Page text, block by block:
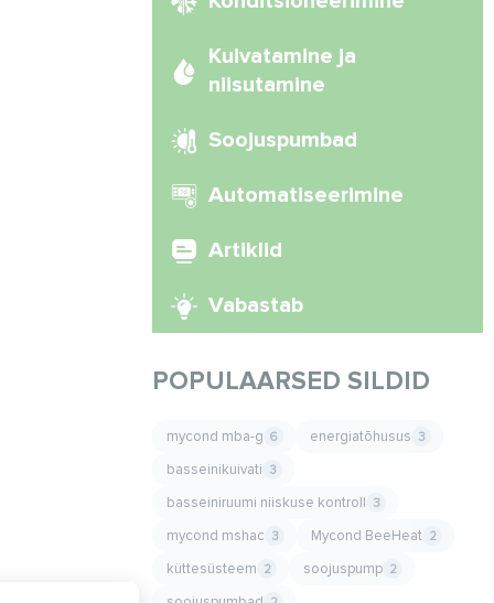
Kuivatamine ja
niisutamine
Soojuspumbad
Automatiseerimine
Artiklid
Vabastab
POPULAARSED SILDID
mycond mba-g 6 energiatõhusus 3
basseinikuivati 3
basseiniruumi niiskuse kontroll 3
mycond mshac 3 Mycond BeeHeat 2
küttesüsteem 2 soojuspump 2